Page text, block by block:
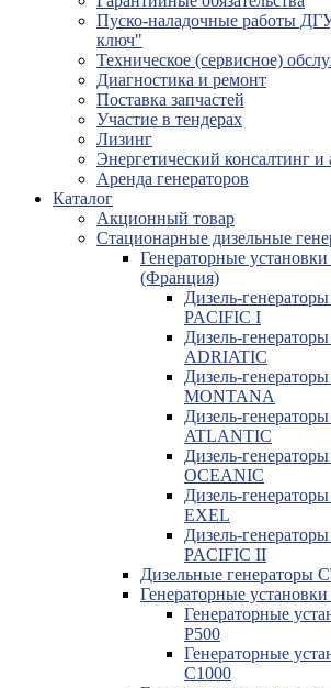
Пуско-наладочные работы
ключ"
Техническое (сервисное)
Диагностика и ремонт
Поставка запчастей
Участие в тендерах
Лизинг
Энергетический консалтинг и
Аренда генераторов
Каталог
Акционный товар
Стационарные дизельные
Генераторные
(Франция)
Дизель-
PACIFIC I
Дизель-
ADRIATIC
Дизель-
MONTANA
Дизель-
ATLANTIC
Дизель-
OCEANIC
Дизель-
EXEL
Дизель-
PACIFIC II
Дизельные генераторы
Генераторные
Генераторные
P500
Генераторные
C1000